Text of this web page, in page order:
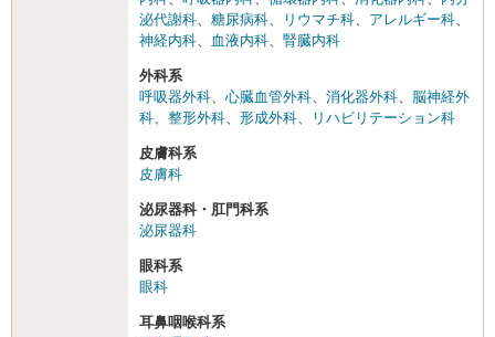
泌代謝科
糖尿病科 リウマチ科 アレルギー科
神経内科
血液内科 腎臓内科
外科系
呼吸器外科
心臓血管外科 消化器外科
脳神経外
科
整形外科 形成外科 リハビリテーション科
皮膚科系
皮膚科
泌尿器科・肛門科系
泌尿器科
眼科系
眼科
耳鼻咽喉科系